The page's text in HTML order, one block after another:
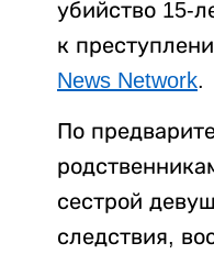
убийство 15-
к
News Network.
По
сестрой
следствия,